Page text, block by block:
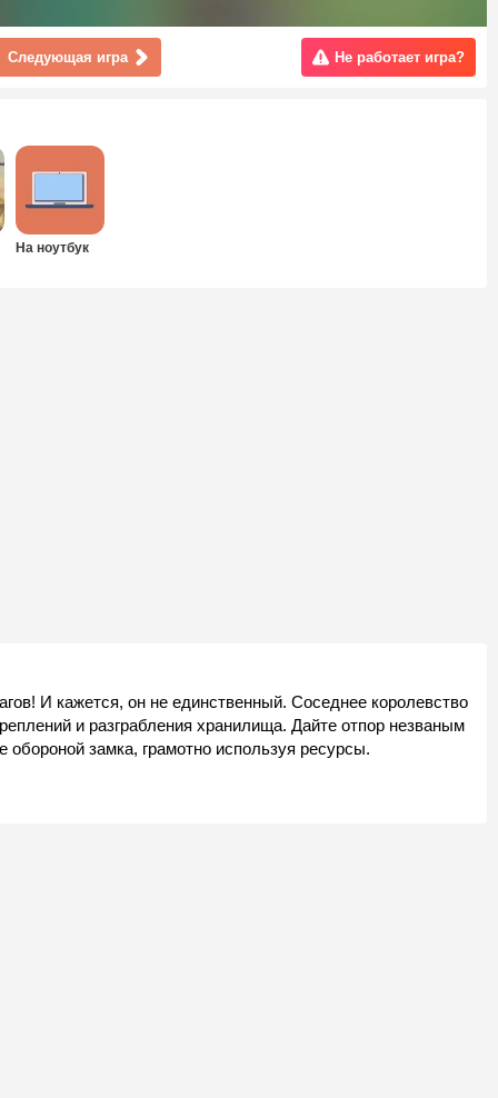
Следующая игра Не работает игра?
На ноутбук
И кажется, он не единственный. Соседнее королевство
и разграбления хранилища. Дайте отпор незваным
замка, грамотно используя ресурсы.